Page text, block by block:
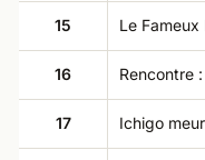
15 Le Fameux
16 Rencontre
17 Ichigo